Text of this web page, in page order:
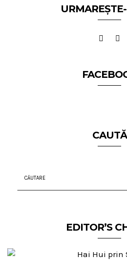
CAUTĂ
EDITOR’S